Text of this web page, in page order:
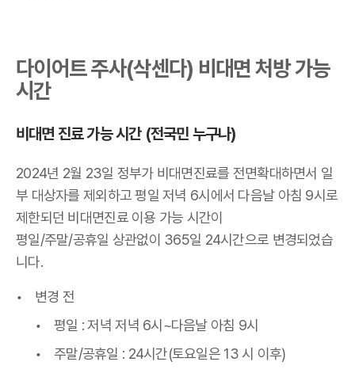
다이어트 주사(삭센다) 비대면 처방 가능
시간
비대면 진료 가능 시간 (전국민 누구나)
2024년 2월 23일 정부가 비대면진료를 전면확대하면서 일
부 대상자를 제외하고 평일 저녁 6시에서 다음날 아침 9시로
제한되던 비대면진료 이용 가능 시간이
평일/주말/공휴일 상관없이 365일 24시간으로 변경되었습
니다.
변경 전
평일 : 저녁 저녁 6시~다음날 아침 9시
주말/공휴일 : 24시간(토요일은 13 시 이후)